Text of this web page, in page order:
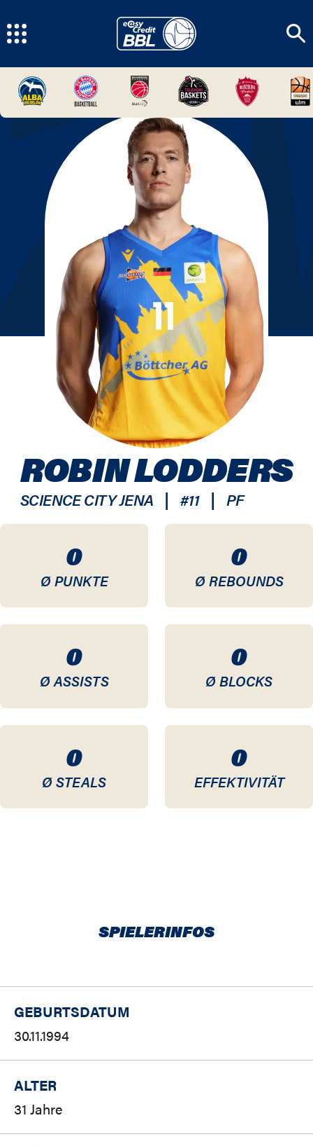
0
Ø PUNKTE
0
Ø REBOUNDS
0
Ø ASSISTS
0
Ø BLOCKS
0
Ø STEALS
0
EFFEKTIVITÄT
ROBIN LODDERS
SCIENCE CITY JENA | #11 | PF
SPIELERINFOS
GEBURTSDATUM
30.11.1994
ALTER
31 Jahre